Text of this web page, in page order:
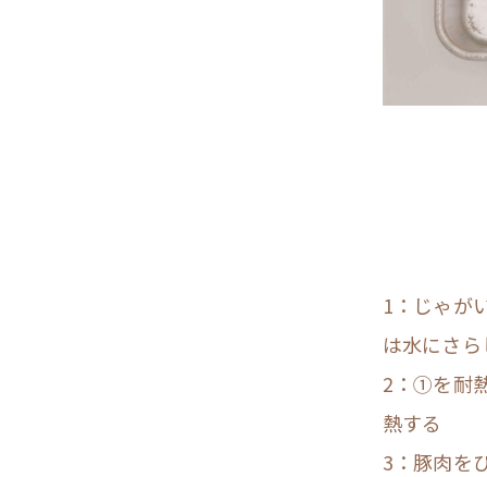
1：じゃが
は水にさ
2：①を耐
熱する
3：豚肉を